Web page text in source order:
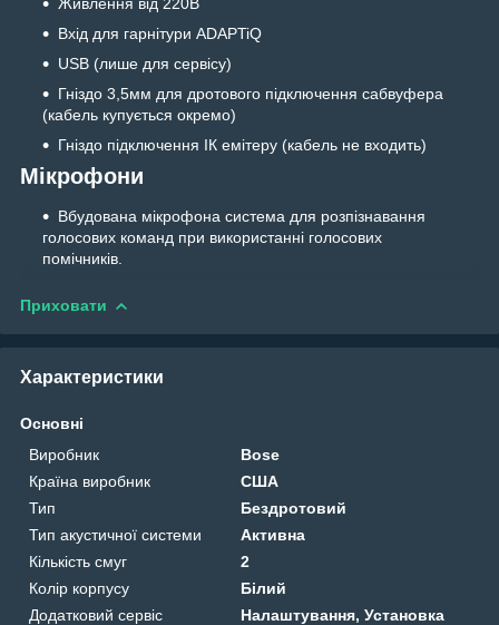
Вхід для гарнітури ADAPTiQ
USB (лише для сервісу)
Гніздо 3,5мм для дротового підключення сабвуфера
(кабель купується окремо)
Гніздо підключення ІК емітеру (кабель не входить)
Мікрофони
Вбудована мікрофона система для розпізнавання
голосових команд при використанні голосових
помічників.
Приховати
Характеристики
Основні
Виробник
Bose
Країна виробник
США
Тип
Бездротовий
Тип акустичної системи
Активна
Кількість смуг
2
Колір корпусу
Білий
Додатковий сервіс
Налаштування, Установка